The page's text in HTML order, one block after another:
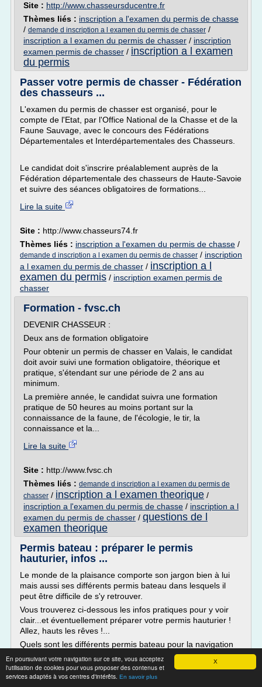
X
En poursuivant votre navigation sur ce site, vous acceptez
l'utilisation de cookies pour vous proposer des contenus et
services adaptés à vos centres d'intérêts. En savoir plus
Site : http://www.chasseursducentre.fr
Thèmes liés : inscription a l'examen du permis de chasse
/ demande d inscription a l examen du permis de chasser /
inscription a l examen du permis de chasser / inscription
examen permis de chasser / inscription a l examen
du permis
Passer votre permis de chasser - Fédération
des chasseurs ...
L'examen du permis de chasser est organisé, pour le
compte de l'Etat, par l'Office National de la Chasse et de la
Faune Sauvage, avec le concours des Fédérations
Départementales et Interdépartementales des Chasseurs.
Le candidat doit s'inscrire préalablement auprès de la
Fédération départementale des chasseurs de Haute-Savoie
et suivre des séances obligatoires de formations...
Lire la suite
Site : http://www.chasseurs74.fr
Thèmes liés : inscription a l'examen du permis de chasse /
demande d inscription a l examen du permis de chasser / inscription
a l examen du permis de chasser / inscription a l
examen du permis / inscription examen permis de
chasser
Formation - fvsc.ch
DEVENIR CHASSEUR :
Deux ans de formation obligatoire
Pour obtenir un permis de chasser en Valais, le candidat
doit avoir suivi une formation obligatoire, théorique et
pratique, s'étendant sur une période de 2 ans au
minimum.
La première année, le candidat suivra une formation
pratique de 50 heures au moins portant sur la
connaissance de la faune, de l'écologie, le tir, la
connaissance et la...
Lire la suite
Site : http://www.fvsc.ch
Thèmes liés : demande d inscription a l examen du permis de
chasser / inscription a l examen theorique /
inscription a l'examen du permis de chasse / inscription a l
examen du permis de chasser / questions de l
examen theorique
Permis bateau : préparer le permis
hauturier, infos ...
Le monde de la plaisance comporte son jargon bien à lui
mais aussi ses différents permis bateau dans lesquels il
peut être difficile de s'y retrouver.
Vous trouverez ci-dessous les infos pratiques pour y voir
clair...et éventuellement préparer votre permis hauturier !
Allez, hauts les rêves !...
Quels sont les différents permis bateau pour la navigation
o Le permis...